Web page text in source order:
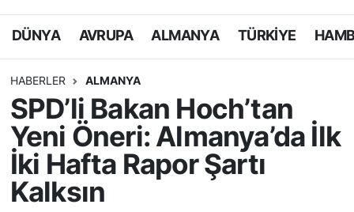
DÜNYA AVRUPA ALMANYA TÜRKİYE
HABERLER ALMANYA
SPD’li Bakan Hoch’tan
Yeni Öneri: Almanya’da İlk
İki Hafta Rapor Şartı
Kalksın
ALMANYA
HAMBURG
SPOR
DEUTSCH
Namaz Vakitleri
Puan Durumu ve Fikstür
Tüm Manşetler
Son Dakika Haberleri